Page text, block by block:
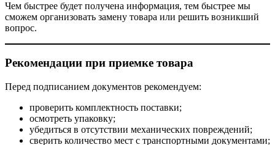
Чем быстрее будет получена информация, тем быстрее мы
сможем организовать замену товара или решить возникший
вопрос.
Рекомендации при приемке товара
Перед подписанием документов рекомендуем:
проверить комплектность поставки;
осмотреть упаковку;
убедиться в отсутствии механических повреждений;
сверить количество мест с транспортными документами;